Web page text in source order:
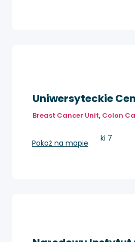
Uniwersyteckie
Breast Cancer Unit, Colon
Gdańsk, ul. Dębinki 7
Pokaż na mapie